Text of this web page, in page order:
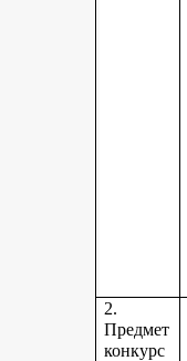
2.
Предмет
конкурс